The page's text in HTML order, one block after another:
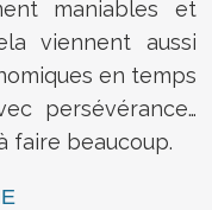
maniables et
viennent aussi
en temps
persévérance…
faire beaucoup.